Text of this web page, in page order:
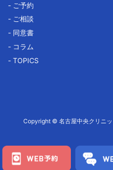
- ご予約
- ご相談
- 同意書
- コラム
- TOPICS
Copyright © 名古屋中央クリニ